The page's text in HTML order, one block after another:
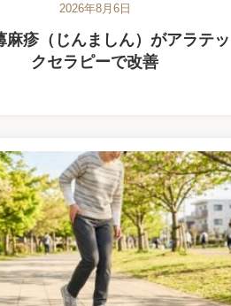
2026年8月6日
麻疹（じんましん）がアラテッ
クセラピーで改善